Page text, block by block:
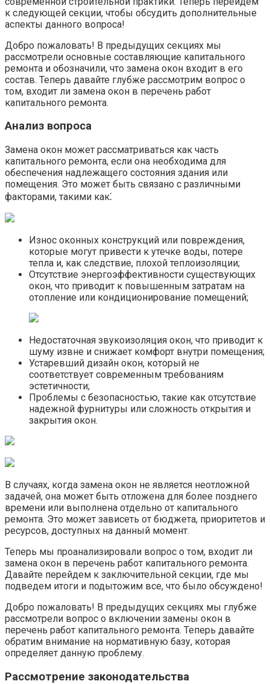
к следующей секции, чтобы обсудить дополнительные
аспекты данного вопроса!​
Добро пожаловать!​ В предыдущих секциях мы
рассмотрели основные составляющие капитального
ремонта и обозначили, что замена окон входит в его
состав.​ Теперь давайте глубже рассмотрим вопрос о
том, входит ли замена окон в перечень работ
капитального ремонта.​
Анализ вопроса
Замена окон может рассматриваться как часть
капитального ремонта, если она необходима для
обеспечения надлежащего состояния здания или
помещения.​ Это может быть связано с различными
факторами, такими как⁚
Износ оконных конструкций или повреждения,
которые могут привести к утечке воды, потере
тепла и, как следствие, плохой теплоизоляции;
Отсутствие энергоэффективности существующих
окон, что приводит к повышенным затратам на
отопление или кондиционирование помещений;
Недостаточная звукоизоляция окон, что приводит к
шуму извне и снижает комфорт внутри помещения;
Устаревший дизайн окон, который не
соответствует современным требованиям
эстетичности;
Проблемы с безопасностью, такие как отсутствие
надежной фурнитуры или сложность открытия и
закрытия окон.
В случаях, когда замена окон не является неотложной
задачей, она может быть отложена для более позднего
времени или выполнена отдельно от капитального
ремонта.​ Это может зависеть от бюджета, приоритетов и
ресурсов, доступных на данный момент.​
Теперь мы проанализировали вопрос о том, входит ли
замена окон в перечень работ капитального ремонта.​
Давайте перейдем к заключительной секции, где мы
подведем итоги и подытожим все, что было обсуждено!​
Добро пожаловать! В предыдущих секциях мы глубже
рассмотрели вопрос о включении замены окон в
перечень работ капитального ремонта.​ Теперь давайте
обратим внимание на нормативную базу, которая
определяет данную проблему.​
Рассмотрение законодательства